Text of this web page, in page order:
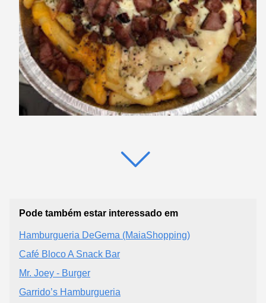
Pode também estar interessado em
Hamburgueria DeGema (MaiaShopping)
Café Bloco A Snack Bar
Mr. Joey - Burger
Garrido’s Hamburgueria